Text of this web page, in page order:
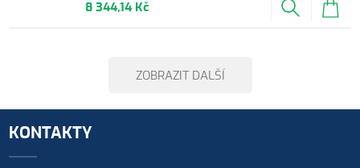
8 344,14 Kč
ZOBRAZIT DALŠÍ
KONTAKTY